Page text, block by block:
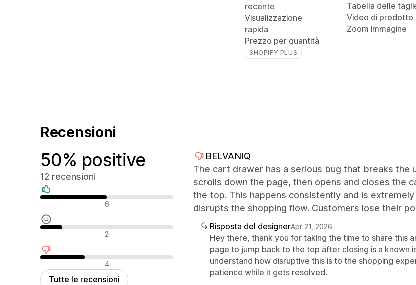
recente
Visualizzazione
rapida
Prezzo per quantità
SHOPIFY PLUS
Tabella delle
Video di prodotto
Zoom immagine
Recensioni
50% positive
12 recensioni
Recensioni positive
6
Recensioni neutrali
2
Recensioni negative
4
Tutte le recensioni
BELVANIQ
The cart drawer has a serious bug that breaks the
scrolls down the page, then opens and closes the
the top. This happens consistently and is
disrupts the shopping flow. Customers lose their
Risposta del designerApr 21, 2026
Hey there, thank you for taking the time to share this
page to jump back to the top after closing is a known
understand how disruptive this is to the shopping
patience while it gets resolved.